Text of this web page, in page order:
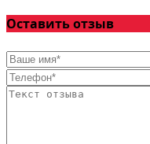
Оставить отзыв